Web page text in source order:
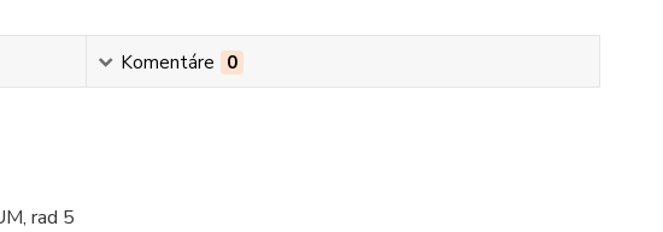
Komentáre 0
rad 5